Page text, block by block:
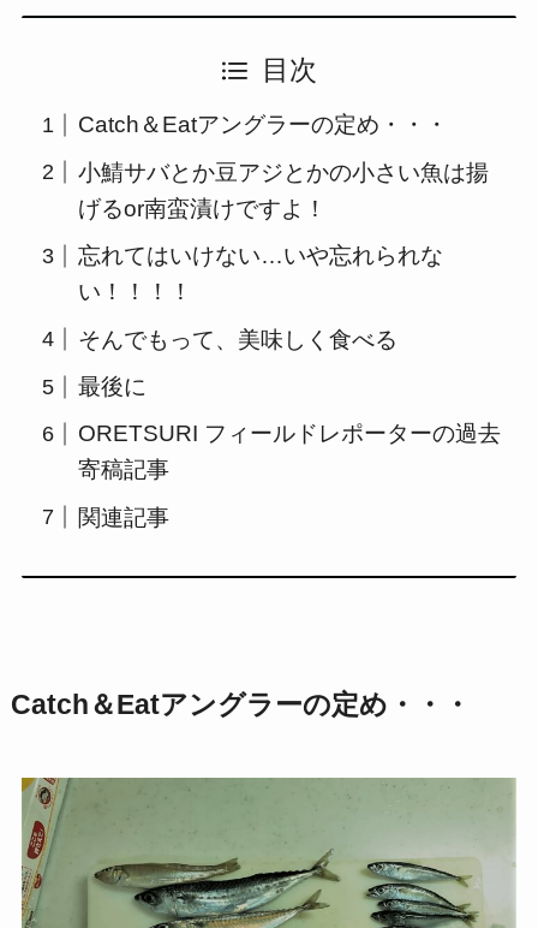
目次
Catch＆Eatアングラーの定め・・・
小鯖サバとか豆アジとかの小さい魚は揚
げるor南蛮漬けですよ！
忘れてはいけない…いや忘れられな
い！！！！
そんでもって、美味しく食べる
最後に
ORETSURI フィールドレポーターの過去
寄稿記事
関連記事
Catch＆Eatアングラーの定め・・・